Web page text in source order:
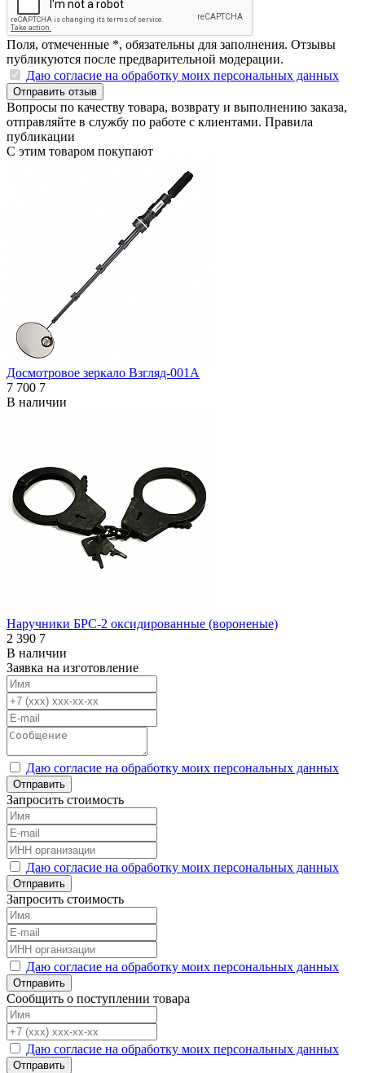
Поля, отмеченные *, обязательны для заполнения. Отзывы
публикуются после предварительной модерации.
Даю согласие на обработку моих персональных данных
Отправить отзыв
Вопросы по качеству товара, возврату и выполнению заказа,
отправляйте в службу по работе с клиентами. Правила
публикации
С этим товаром покупают
Досмотровое зеркало Взгляд-001А
7 700 7
В наличии
Наручники БРС-2 оксидированные (вороненые)
2 390 7
В наличии
Заявка на изготовление
Даю согласие на обработку моих персональных данных
Отправить
Запросить стоимость
Даю согласие на обработку моих персональных данных
Отправить
Запросить стоимость
Даю согласие на обработку моих персональных данных
Отправить
Сообщить о поступлении товара
Даю согласие на обработку моих персональных данных
Отправить